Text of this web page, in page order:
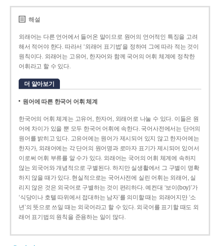
해설
외래어는 다른 언어에서 들어온 말이므로 원어의 언어적인 특징을 고려
해서 적어야 한다. 따라서 ‘외래어 표기법’을 정하여 그에 따라 적는 것이
원칙이다. 외래어는 고유어, 한자어와 함께 국어의 어휘 체계에 정착한
어휘라고 할 수 있다.
더 알아보기
원어에 따른 한국어 어휘 체계
한국어의 어휘 체계는 고유어, 한자어, 외래어로 나눌 수 있다. 이들은 원
어에 차이가 있을 뿐 모두 한국어 어휘에 속한다. 국어사전에서는 단어의
원어를 밝히고 있다. 고유어에는 원어가 제시되어 있지 않고 한자어에는
한자가, 외래어에는 각 단어의 원어명과 로마자 표기가 제시되어 있어서
이로써 어휘 부류를 알 수가 있다. 외래어는 국어의 어휘 체계에 속하지
않는 외국어와 개념적으로 구별된다. 하지만 실생활에서 그 구별이 명확
하지 않을 때가 있다. 현실적으로는 국어사전에 실린 어휘는 외래어, 실
리지 않은 것은 외국어로 구별하는 것이 편리하다. 예컨대 ‘보이(boy)’가
‘식당이나 호텔 따위에서 접대하는 남자’를 의미할 때는 외래어지만 ‘소
년’의 뜻으로 쓰일 때는 외국어라고 할 수 있다. 외국어를 표기할 때도 외
래어 표기법의 원칙을 준용하는 일이 많다.